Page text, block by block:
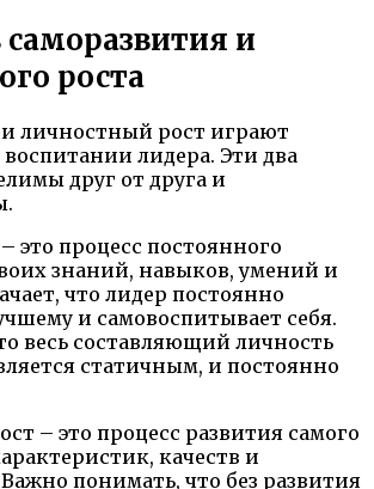
и
роста
личностный рост играют
лидера. Эти два
друг от друга и
это процесс постоянного
знаний, навыков, умений и
что лидер постоянно
и самовоспитывает себя.
весь составляющий личность
статичным, и постоянно
– это процесс развития самого
качеств и
понимать, что без развития